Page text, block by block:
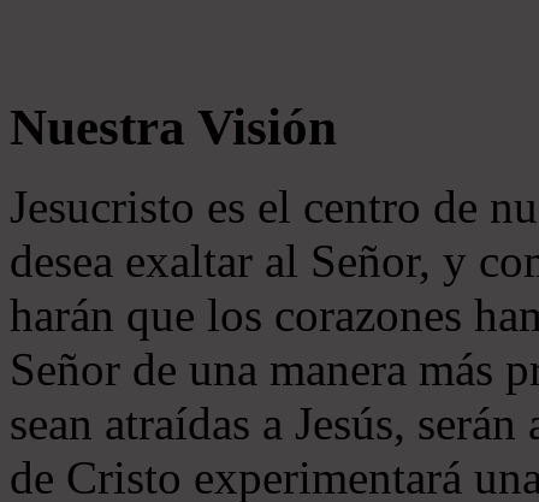
Nuestra Visión
Jesucristo es el centro de
desea exaltar al Señor, y
harán que los corazones
Señor de una manera más
sean atraídas a Jesús,
de Cristo experimentará